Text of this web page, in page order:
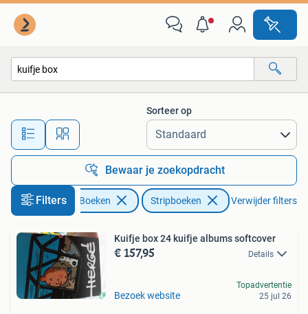
Alle afstanden…
Sorteer op
Bewaar je zoekopdracht
Filters Boeken Stripboeken Verwijder filters
Kuifje box 24 kuifje albums softcover
€ 157,95 Details
Bezoek website
Topadvertentie
25 jul 26